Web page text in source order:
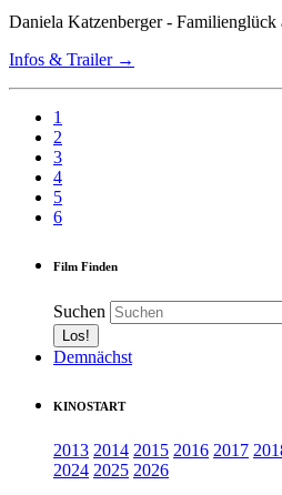
Daniela Katzenberger -
Infos & Trailer →
1
2
3
4
5
6
Film Finden
Suchen
Demnächst
KINOSTART
2013 2014 2015 2016 2017
2024 2025 2026